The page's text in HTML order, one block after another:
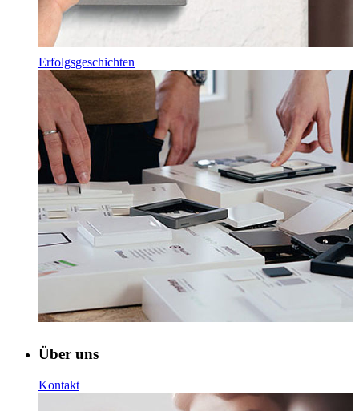
Erfolgsgeschichten
Über uns
Kontakt